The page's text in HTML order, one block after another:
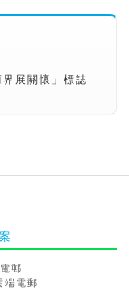
展關懷」標誌
郵
端電郵